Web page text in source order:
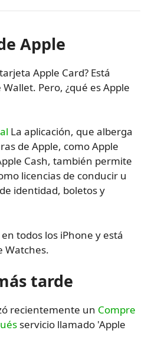
Apple
Apple Card? Está
Pero, ¿qué es Apple
La aplicación, que alberga
de Apple, como Apple
Cash, también permite
licencias de conducir u
identidad, boletos y
todos los iPhone y está
Watches.
tarde
recientemente un Compre
servicio llamado 'Apple